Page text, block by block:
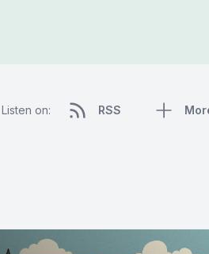
Listen on: RSS